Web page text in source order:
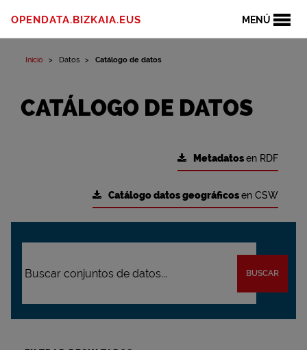
MENÚ
OPENDATA.BIZKAIA.EUS
Inicio Datos Catálogo de datos
CATÁLOGO DE DATOS
Metadatosen RDF
Catálogo datos geográficosen CSW
BUSCAR